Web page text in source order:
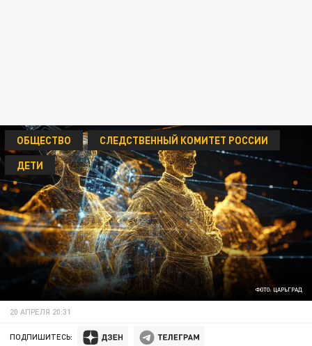
ФОТО: ЦАРЬГРАД
ОБЩЕСТВО
СЛЕДСТВЕННЫЙ КОМИТЕТ РОССИИ
ДЕТИ
20 АПРЕЛЯ 20:31
ПОДПИШИТЕСЬ: